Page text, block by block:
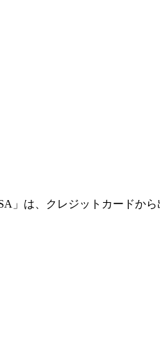
」は、クレジットカードか